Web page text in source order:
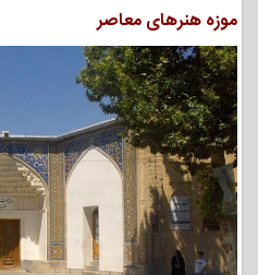
موزه هنرهای معاصر